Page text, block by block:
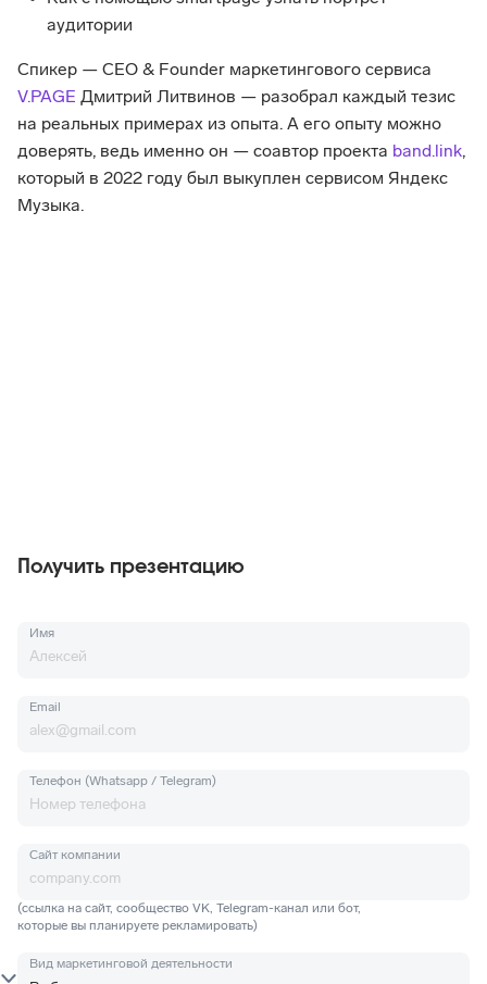
аудитории
V.PAGE Дмитрий Литвинов — разобрал каждый тезис
на реальных примерах из опыта. А его опыту можно
доверять, ведь именно он — соавтор проекта band.link,
который в 2022 году был выкуплен сервисом Яндекс
Музыка.
Получить презентацию
Имя
Email
Телефон (Whatsapp / Telegram)
Сайт компании
(ссылка на сайт, сообщество VK, Telegram-канал или бот,
которые вы планируете рекламировать)
Вид маркетинговой деятельности